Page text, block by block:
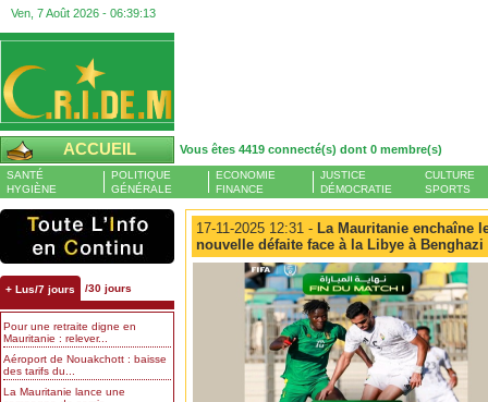
Ven, 7 Août 2026 - 06:39:14
ACCUEIL Vous êtes 4419 connecté(s) dont 0 membre(s)
SANTÉ
HYGIÈNE
POLITIQUE
GÉNÉRALE
ECONOMIE
FINANCE
JUSTICE
DÉMOCRATIE
CULTURE
SPORTS
+ Lus/7 jours /30 jours
Pour une retraite digne en
Mauritanie : relever...
Aéroport de Nouakchott : baisse
des tarifs du...
La Mauritanie lance une
17-11-2025 12:31 - La Mauritanie enchaîne
nouvelle défaite face à la Libye à Benghazi